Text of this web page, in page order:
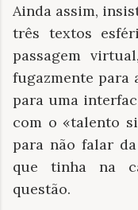
Ainda assim,
três textos
passagem
fugazmente para
para uma
com o «talento
para não falar
que tinha na
questão.